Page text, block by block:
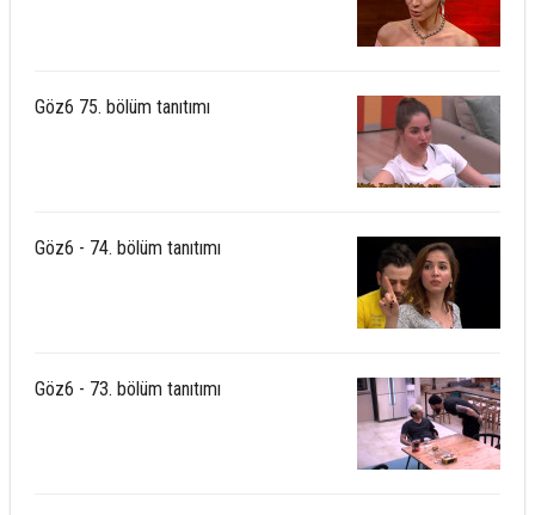
Göz6 75. bölüm tanıtımı
Göz6 - 74. bölüm tanıtımı
Göz6 - 73. bölüm tanıtımı